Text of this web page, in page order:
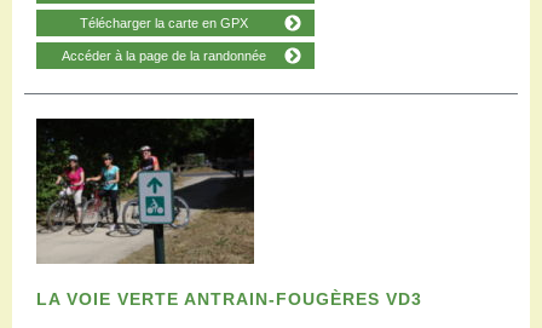
Télécharger la carte en GPX
Accéder à la page de la randonnée
LA VOIE VERTE ANTRAIN-FOUGÈRES VD3